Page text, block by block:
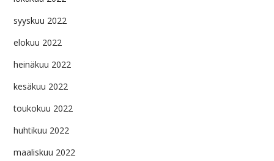
syyskuu 2022
elokuu 2022
heinäkuu 2022
kesäkuu 2022
toukokuu 2022
huhtikuu 2022
maaliskuu 2022